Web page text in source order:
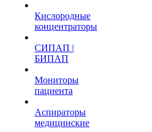
Кислородные
концентраторы
СИПАП |
БИПАП
Мониторы
пациента
Аспираторы
медицинские